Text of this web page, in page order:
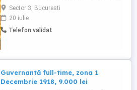
candidatului ideal: - Calma și vesela cu
dragoste si daruire fata de cei mici -
Minim studii liceale - Persoana ordonata si
organizata - Ingrijirea copiilor si curatenia
Sector 3, Bucuresti
20 iulie
Telefon validat
Guvernantă full-time, zona 1
Decembrie 1918, 9.000 lei